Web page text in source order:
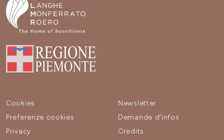
Cookies
Preferenze cookies
Privacy
Newsletter
Demande d'infos
Credits